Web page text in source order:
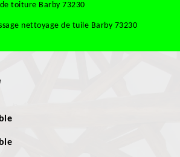
toiture Barby 73230
nettoyage de tuile Barby 73230